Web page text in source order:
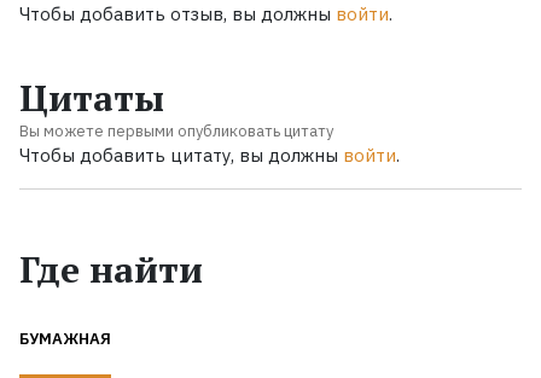
Чтобы добавить отзыв, вы должны войти.
Цитаты
Вы можете первыми опубликовать цитату
Чтобы добавить цитату, вы должны войти.
Где найти
БУМАЖНАЯ